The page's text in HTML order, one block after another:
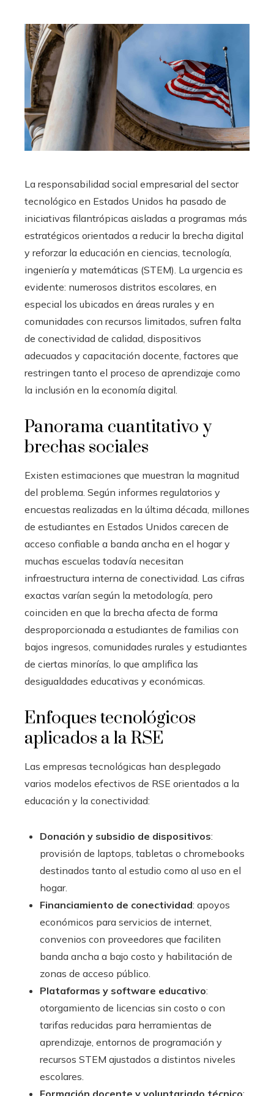
La responsabilidad social empresarial del sector
tecnológico en Estados Unidos ha pasado de
iniciativas filantrópicas aisladas a programas más
estratégicos orientados a reducir la brecha digital
y reforzar la educación en ciencias, tecnología,
ingeniería y matemáticas (STEM). La urgencia es
evidente: numerosos distritos escolares, en
especial los ubicados en áreas rurales y en
comunidades con recursos limitados, sufren falta
de conectividad de calidad, dispositivos
adecuados y capacitación docente, factores que
restringen tanto el proceso de aprendizaje como
la inclusión en la economía digital.
Panorama cuantitativo y
brechas sociales
Existen estimaciones que muestran la magnitud
del problema. Según informes regulatorios y
encuestas realizadas en la última década, millones
de estudiantes en Estados Unidos carecen de
acceso confiable a banda ancha en el hogar y
muchas escuelas todavía necesitan
infraestructura interna de conectividad. Las cifras
exactas varían según la metodología, pero
coinciden en que la brecha afecta de forma
desproporcionada a estudiantes de familias con
bajos ingresos, comunidades rurales y estudiantes
de ciertas minorías, lo que amplifica las
desigualdades educativas y económicas.
Enfoques tecnológicos
aplicados a la RSE
Las empresas tecnológicas han desplegado
varios modelos efectivos de RSE orientados a la
educación y la conectividad:
Donación y subsidio de dispositivos:
provisión de laptops, tabletas o chromebooks
destinados tanto al estudio como al uso en el
hogar.
Financiamiento de conectividad: apoyos
económicos para servicios de internet,
convenios con proveedores que faciliten
banda ancha a bajo costo y habilitación de
zonas de acceso público.
Plataformas y software educativo:
otorgamiento de licencias sin costo o con
tarifas reducidas para herramientas de
aprendizaje, entornos de programación y
recursos STEM ajustados a distintos niveles
escolares.
Formación docente y voluntariado técnico: